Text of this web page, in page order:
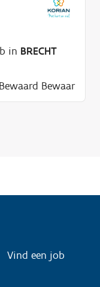
in BRECHT
Bewaard Bewaar
Vind een job